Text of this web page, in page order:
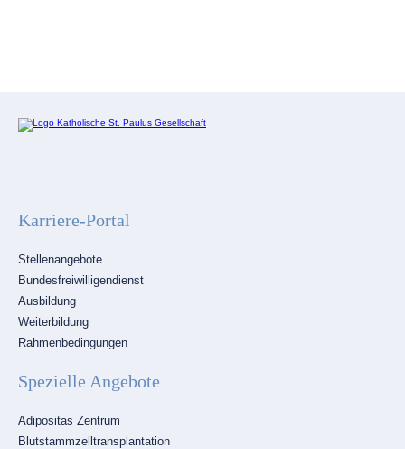
Karriere-Portal
Navigation
überspringen
Stellenangebote
Bundesfreiwilligendienst
Ausbildung
Weiterbildung
Rahmenbedingungen
Spezielle Angebote
Navigation
überspringen
Adipositas Zentrum
Blutstammzelltransplantation